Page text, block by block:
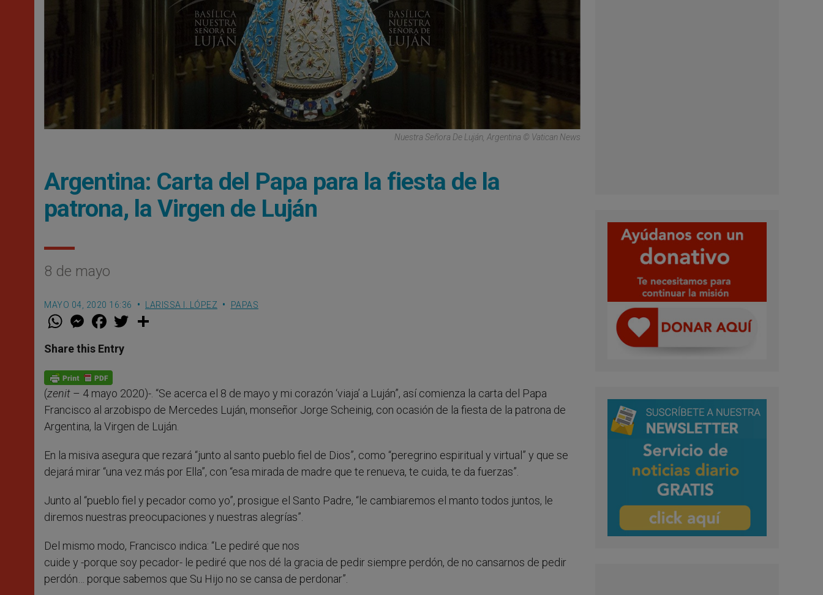
Nuestra Señora De Luján, Argentina © Vatican News
Argentina: Carta del Papa para la fiesta de la
patrona, la Virgen de Luján
8 de mayo
MAYO 04, 2020 16:36 LARISSA I. LÓPEZ PAPAS
W
t
s
p
p
M
e
s
e
g
e
r
F
a
e
b
o
k
w
Share this Entry
(zenit – 4 mayo 2020)-. “Se acerca el 8 de mayo y mi corazón ‘viaja’ a Luján”, así comienza la carta del Papa
Francisco al arzobispo de Mercedes Luján, monseñor Jorge Scheinig, con ocasión de la fiesta de la patrona de
Argentina, la Virgen de Luján.
En la misiva asegura que rezará “junto al santo pueblo fiel de Dios”, como “peregrino espiritual y virtual” y que se
dejará mirar “una vez más por Ella”, con “esa mirada de madre que te renueva, te cuida, te da fuerzas”.
Junto al “pueblo fiel y pecador como yo”, prosigue el Santo Padre, “le cambiaremos el manto todos juntos, le
diremos nuestras preocupaciones y nuestras alegrías”.
Del mismo modo, Francisco indica: “Le pediré que nos
cuide y -porque soy pecador- le pediré que nos dé la gracia de pedir siempre perdón, de no cansarnos de pedir
perdón… porque sabemos que Su Hijo no se cansa de perdonar”.